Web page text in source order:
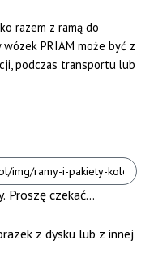
razem z ramą do
wózek PRIAM może być z
podczas transportu lub
Proszę czekać...
z dysku lub z innej